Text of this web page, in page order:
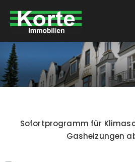
Inhalt
Sofortprogramm für
Gasheizungen